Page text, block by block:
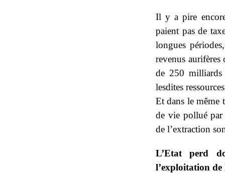
Il y a pire
paient pas de
longues
revenus
de 250 milliards
lesdites
Et dans le même
de vie pollué par
de l’extraction
L’Etat perd
l’exploitation de